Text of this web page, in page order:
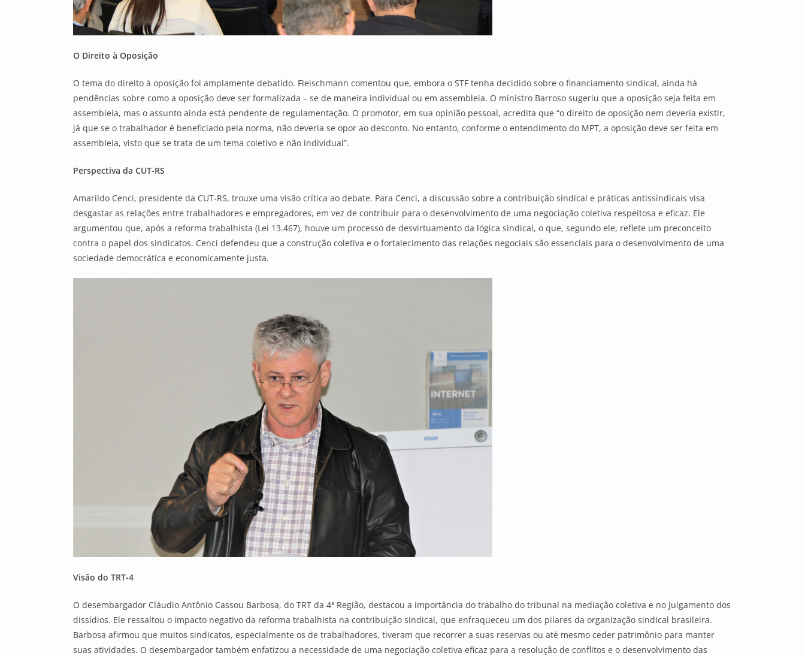
O Direito à Oposição
O tema do direito à oposição foi amplamente debatido. Fleischmann comentou que, embora o STF tenha decidido sobre o financiamento sindical, ainda há
pendências sobre como a oposição deve ser formalizada – se de maneira individual ou em assembleia. O ministro Barroso sugeriu que a oposição seja feita em
assembleia, mas o assunto ainda está pendente de regulamentação. O promotor, em sua opinião pessoal, acredita que “o direito de oposição nem deveria existir,
já que se o trabalhador é beneficiado pela norma, não deveria se opor ao desconto. No entanto, conforme o entendimento do MPT, a oposição deve ser feita em
assembleia, visto que se trata de um tema coletivo e não individual”.
Perspectiva da CUT-RS
Amarildo Cenci, presidente da CUT-RS, trouxe uma visão crítica ao debate. Para Cenci, a discussão sobre a contribuição sindical e práticas antissindicais visa
desgastar as relações entre trabalhadores e empregadores, em vez de contribuir para o desenvolvimento de uma negociação coletiva respeitosa e eficaz. Ele
argumentou que, após a reforma trabalhista (Lei 13.467), houve um processo de desvirtuamento da lógica sindical, o que, segundo ele, reflete um preconceito
contra o papel dos sindicatos. Cenci defendeu que a construção coletiva e o fortalecimento das relações negociais são essenciais para o desenvolvimento de uma
sociedade democrática e economicamente justa.
Visão do TRT-4
O desembargador Cláudio Antônio Cassou Barbosa, do TRT da 4ª Região, destacou a importância do trabalho do tribunal na mediação coletiva e no julgamento dos
dissídios. Ele ressaltou o impacto negativo da reforma trabalhista na contribuição sindical, que enfraqueceu um dos pilares da organização sindical brasileira.
Barbosa afirmou que muitos sindicatos, especialmente os de trabalhadores, tiveram que recorrer a suas reservas ou até mesmo ceder patrimônio para manter
suas atividades. O desembargador também enfatizou a necessidade de uma negociação coletiva eficaz para a resolução de conflitos e o desenvolvimento das